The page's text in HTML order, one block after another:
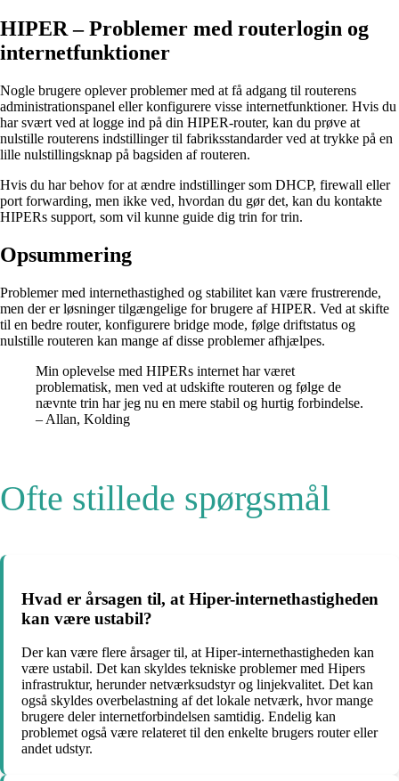
HIPER – Problemer med routerlogin og
internetfunktioner
Nogle brugere oplever problemer med at få adgang til routerens
administrationspanel eller konfigurere visse internetfunktioner. Hvis du
har svært ved at logge ind på din HIPER-router, kan du prøve at
nulstille routerens indstillinger til fabriksstandarder ved at trykke på en
lille nulstillingsknap på bagsiden af routeren.
Hvis du har behov for at ændre indstillinger som DHCP, firewall eller
port forwarding, men ikke ved, hvordan du gør det, kan du kontakte
HIPERs support, som vil kunne guide dig trin for trin.
Opsummering
Problemer med internethastighed og stabilitet kan være frustrerende,
men der er løsninger tilgængelige for brugere af HIPER. Ved at skifte
til en bedre router, konfigurere bridge mode, følge driftstatus og
nulstille routeren kan mange af disse problemer afhjælpes.
Min oplevelse med HIPERs internet har været
problematisk, men ved at udskifte routeren og følge de
nævnte trin har jeg nu en mere stabil og hurtig forbindelse.
– Allan, Kolding
Ofte stillede spørgsmål
Hvad er årsagen til, at Hiper-internethastigheden
kan være ustabil?
Der kan være flere årsager til, at Hiper-internethastigheden kan
være ustabil. Det kan skyldes tekniske problemer med Hipers
infrastruktur, herunder netværksudstyr og linjekvalitet. Det kan
også skyldes overbelastning af det lokale netværk, hvor mange
brugere deler internetforbindelsen samtidig. Endelig kan
problemet også være relateret til den enkelte brugers router eller
andet udstyr.